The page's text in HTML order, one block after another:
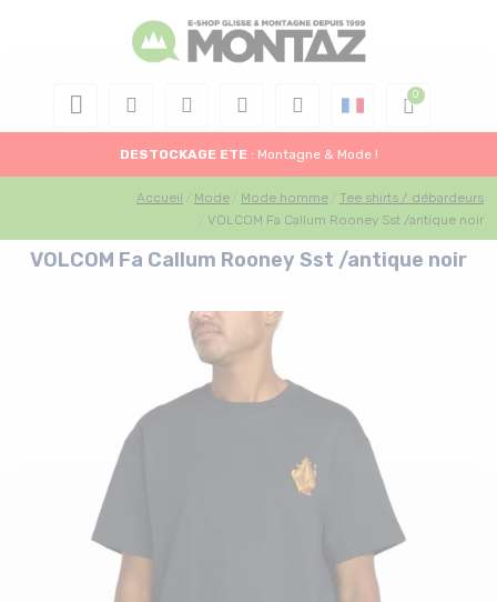
DESTOCKAGE ETE : Montagne & Mode !
Accueil Mode Mode homme
Tee shirts / débardeurs
VOLCOM Fa Callum Rooney Sst /antique noir
VOLCOM Fa Callum Rooney Sst /antique noir